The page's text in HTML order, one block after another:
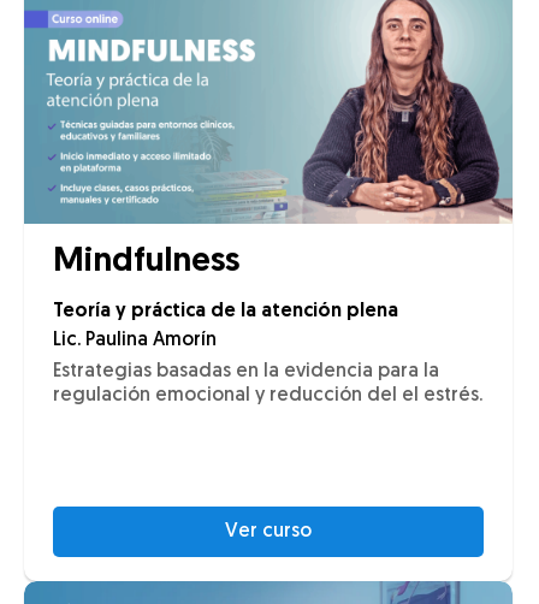
Mindfulness
Teoría y práctica de la atención plena
Lic. Paulina Amorín
Estrategias basadas en la evidencia para la
regulación emocional y reducción del el estrés.
Ver curso